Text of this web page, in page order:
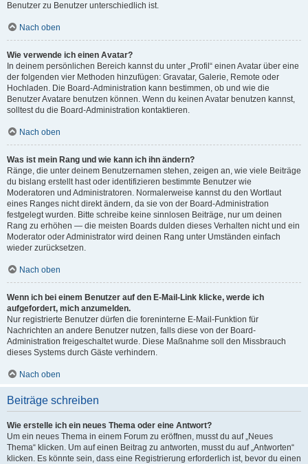
Benutzer zu Benutzer unterschiedlich ist.
Nach oben
Wie verwende ich einen Avatar?
In deinem persönlichen Bereich kannst du unter „Profil“ einen Avatar über eine
der folgenden vier Methoden hinzufügen: Gravatar, Galerie, Remote oder
Hochladen. Die Board-Administration kann bestimmen, ob und wie die
Benutzer Avatare benutzen können. Wenn du keinen Avatar benutzen kannst,
solltest du die Board-Administration kontaktieren.
Nach oben
Was ist mein Rang und wie kann ich ihn ändern?
Ränge, die unter deinem Benutzernamen stehen, zeigen an, wie viele Beiträge
du bislang erstellt hast oder identifizieren bestimmte Benutzer wie
Moderatoren und Administratoren. Normalerweise kannst du den Wortlaut
eines Ranges nicht direkt ändern, da sie von der Board-Administration
festgelegt wurden. Bitte schreibe keine sinnlosen Beiträge, nur um deinen
Rang zu erhöhen — die meisten Boards dulden dieses Verhalten nicht und ein
Moderator oder Administrator wird deinen Rang unter Umständen einfach
wieder zurücksetzen.
Nach oben
Wenn ich bei einem Benutzer auf den E-Mail-Link klicke, werde ich
aufgefordert, mich anzumelden.
Nur registrierte Benutzer dürfen die foreninterne E-Mail-Funktion für
Nachrichten an andere Benutzer nutzen, falls diese von der Board-
Administration freigeschaltet wurde. Diese Maßnahme soll den Missbrauch
dieses Systems durch Gäste verhindern.
Nach oben
Beiträge schreiben
Wie erstelle ich ein neues Thema oder eine Antwort?
Um ein neues Thema in einem Forum zu eröffnen, musst du auf „Neues
Thema“ klicken. Um auf einen Beitrag zu antworten, musst du auf „Antworten“
klicken. Es könnte sein, dass eine Registrierung erforderlich ist, bevor du einen